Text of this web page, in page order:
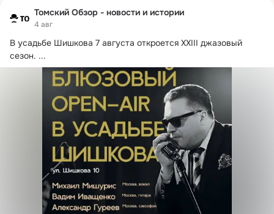
Томский Обзор - новости и истории
4 авг
В усадьбе Шишкова 7 августа откроется XXIII джазовый
сезон. ...